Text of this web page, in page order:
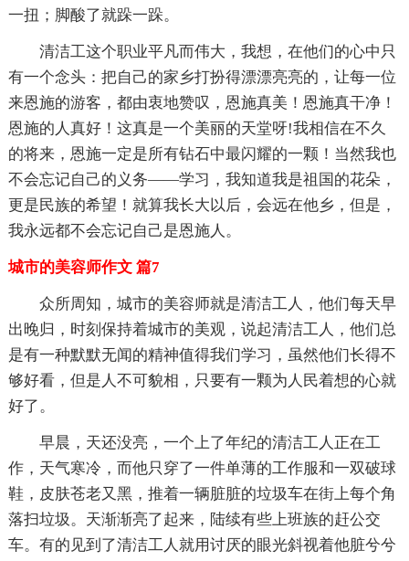
一扭；脚酸了就跺一跺。
清洁工这个职业平凡而伟大，我想，在他们的心中只
有一个念头：把自己的家乡打扮得漂漂亮亮的，让每一位
来恩施的游客，都由衷地赞叹，恩施真美！恩施真干净！
恩施的人真好！这真是一个美丽的天堂呀!我相信在不久
的将来，恩施一定是所有钻石中最闪耀的一颗！当然我也
不会忘记自己的义务——学习，我知道我是祖国的花朵，
更是民族的希望！就算我长大以后，会远在他乡，但是，
我永远都不会忘记自己是恩施人。
城市的美容师作文 篇7
众所周知，城市的美容师就是清洁工人，他们每天早
出晚归，时刻保持着城市的美观，说起清洁工人，他们总
是有一种默默无闻的精神值得我们学习，虽然他们长得不
够好看，但是人不可貌相，只要有一颗为人民着想的心就
好了。
早晨，天还没亮，一个上了年纪的清洁工人正在工
作，天气寒冷，而他只穿了一件单薄的工作服和一双破球
鞋，皮肤苍老又黑，推着一辆脏脏的垃圾车在街上每个角
落扫垃圾。天渐渐亮了起来，陆续有些上班族的赶公交
车。有的见到了清洁工人就用讨厌的眼光斜视着他脏兮兮